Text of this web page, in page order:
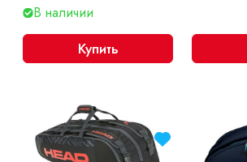
В наличии
Купить